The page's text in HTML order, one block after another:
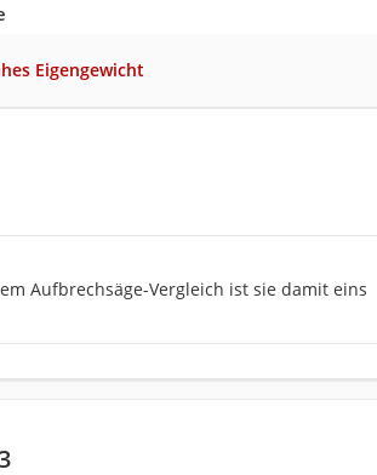
Eigengewicht
Aufbrechsäge-Vergleich ist sie damit eins